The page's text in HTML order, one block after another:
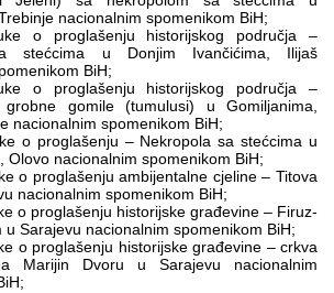
nacionalnim spomenikom BiH;
o proglašenju historijskog područja –
stećcima u Donjim Ivančićima, Ilijaš
BiH;
o proglašenju historijskog područja –
grobne gomile (tumulusi) u Gomiljanima,
nacionalnim spomenikom BiH;
o proglašenju – Nekropola sa stećcima u
Olovo nacionalnim spomenikom BiH;
o proglašenju ambijentalne cjeline – Titova
nacionalnim spomenikom BiH;
o proglašenju historijske građevine – Firuz-
u Sarajevu nacionalnim spomenikom BiH;
o proglašenju historijske građevine – crkva
Marijin Dvoru u Sarajevu nacionalnim